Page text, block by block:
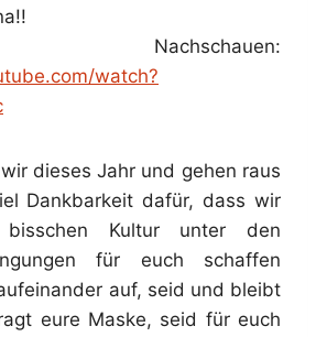
watch?
dieses Jahr und gehen raus
Dankbarkeit dafür, dass wir
Kultur unter den
für euch schaffen
auf, seid und bleibt
eure Maske, seid für euch